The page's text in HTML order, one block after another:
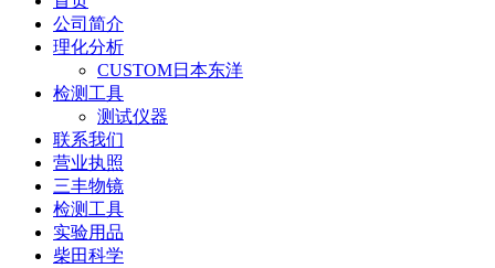
公司简介
理化分析
CUSTOM日本东洋
检测工具
测试仪器
联系我们
营业执照
三丰物镜
检测工具
实验用品
柴田科学